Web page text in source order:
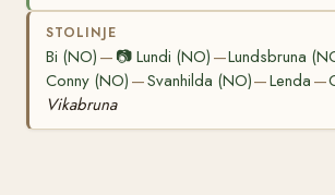
STOLINJE
Bi (NO) — 📷Lundi (NO) —Lundsbruna
Conny (NO) —Svanhilda (NO)—Lenda —
Vikabruna